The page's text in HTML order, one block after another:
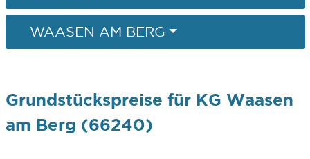
WAASEN AM BERG
Grundstückspreise für KG Waasen
am Berg (66240)